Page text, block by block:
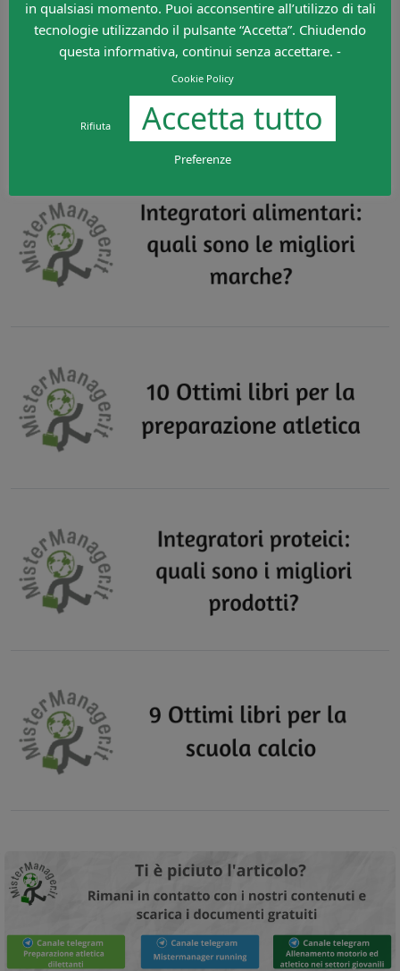
in qualsiasi momento. Puoi acconsentire all’utilizzo di tali
tecnologie utilizzando il pulsante “Accetta”. Chiudendo
questa informativa, continui senza accettare. -
Cookie Policy
Rifiuta Accetta tutto
Preferenze